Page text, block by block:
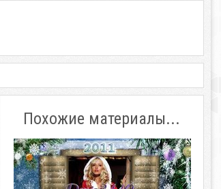
Похожие материалы...